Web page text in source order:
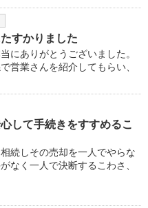
すかりました
にありがとうございました。
営業さんを紹介してもらい、
して手続きをすすめるこ
続しその売却を一人でやらな
なく一人で決断するこわさ、